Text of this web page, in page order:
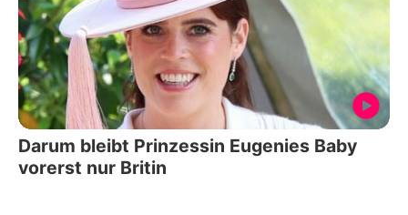
Darum bleibt Prinzessin Eugenies Baby
vorerst nur Britin